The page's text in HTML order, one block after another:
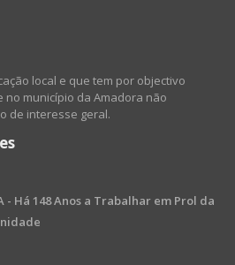
local e que tem por objectivo
município da Amadora não
de interesse geral.
- Há 148 Anos a Trabalhar em Prol da